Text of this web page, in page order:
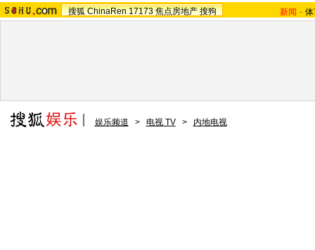
搜狐 ChinaRen 17173 焦点房地产 搜狗 新闻 -
娱乐频道 > 电视 TV > 内地电视